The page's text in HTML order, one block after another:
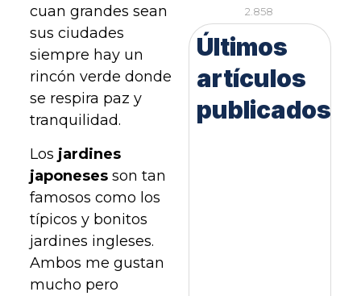
cuan grandes sean
sus ciudades
siempre hay un
rincón verde donde
se respira paz y
tranquilidad.
Los jardines
japoneses son tan
famosos como los
típicos y bonitos
jardines ingleses.
Ambos me gustan
mucho pero
Últimos
artículos
publicados